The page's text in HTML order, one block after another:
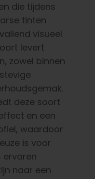
die tijdens
tinten
visueel
levert
zowel binnen
deze soort
en een
waardoor
is voor
ervaren
naar een